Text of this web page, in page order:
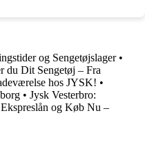
og Sengetøjslager•
du Dit Sengetøj – Fra
hos JYSK! •
• Jysk Vesterbro:
og Køb Nu –